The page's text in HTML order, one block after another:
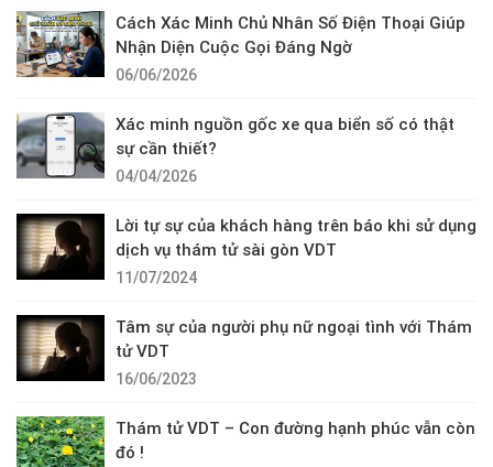
Cách Xác Minh Chủ Nhân Số Điện Thoại Giúp
Nhận Diện Cuộc Gọi Đáng Ngờ
06/06/2026
Xác minh nguồn gốc xe qua biển số có thật
sự cần thiết?
04/04/2026
Lời tự sự của khách hàng trên báo khi sử dụng
dịch vụ thám tử sài gòn VDT
11/07/2024
Tâm sự của người phụ nữ ngoại tình với Thám
tử VDT
16/06/2023
Thám tử VDT – Con đường hạnh phúc vẫn còn
đó !